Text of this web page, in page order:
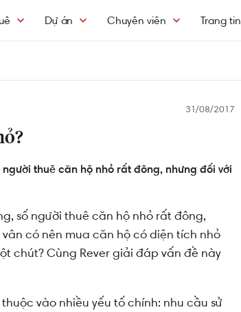
Dự án Chuyên viên Trang tin
31/08/2017
thuê căn hộ nhỏ rất đông, nhưng đối với
số người thuê căn hộ nhỏ rất đông,
có nên mua căn hộ có diện tích nhỏ
chút? Cùng Rever giải đáp vấn đề này
vào nhiều yếu tố chính: nhu cầu sử